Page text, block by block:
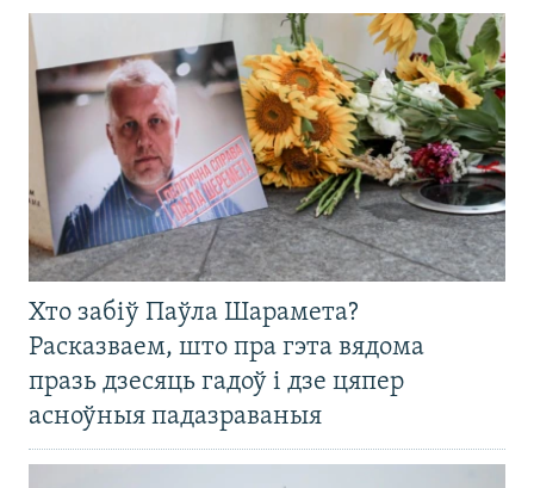
Хто забіў Паўла Шарамета?
Расказваем, што пра гэта вядома
празь дзесяць гадоў і дзе цяпер
асноўныя падазраваныя